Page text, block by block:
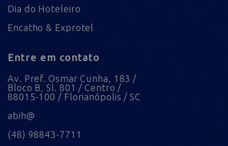
Dia do Hoteleiro
Encatho & Exprotel
Entre em contato
Av. Pref. Osmar Cunha, 183 /
Bloco B, Sl. 801 / Centro /
88015-100 / Florianópolis / SC
abih@
(48) 98843-7711